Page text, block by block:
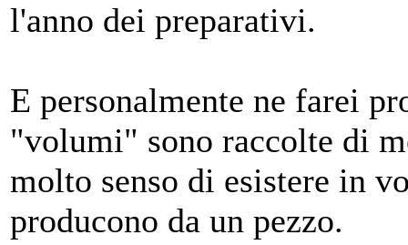
l'anno dei preparativi.
E personalmente ne farei
"volumi" sono raccolte di
molto senso di esistere in
producono da un pezzo.